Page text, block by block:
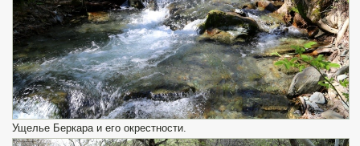
Ущелье Беркара и его окрестности.